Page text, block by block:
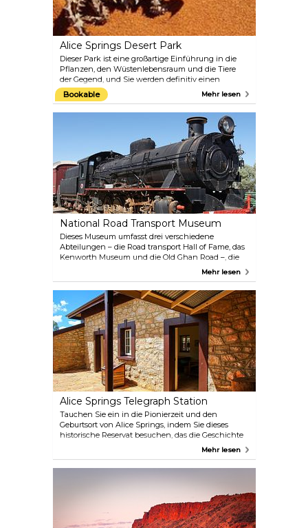
Alice Springs Desert Park
Dieser Park ist eine großartige Einführung in die
Pflanzen, den Wüstenlebensraum und die Tiere
der Gegend, und Sie werden definitiv einen
ganzen Tag brauchen, um alles zu erkunden.
Erfahren Sie außerdem mehr über die Kultur der
Aborigines und verpassen Sie nicht die kostenlosen
Vorträge der Mitarbeiter, die Greifvogelschau oder
die stündlichen Filmvorführungen. Auf der Website
des Parks finden Sie den Zeitplan für Führungen
und Fütterungen.
Bookable Mehr lesen
National Road Transport Museum
Dieses Museum umfasst drei verschiedene
Abteilungen – die Road transport Hall of Fame, das
Kenworth Museum und die Old Ghan Road –, die
alle einen nostalgischen Ausflug in die australische
Originalwaggons der historischen Ghan-Eisenbahn
ausgestellt sind, können Sie auch einen
traditionellen Morgen- oder Nachmittagstee in
einer Schmalspurlokomotive genießen.
Mehr lesen
Alice Springs Telegraph Station
Tauchen Sie ein in die Pionierzeit und den
Geburtsort von Alice Springs, indem Sie dieses
historische Reservat besuchen, das die Geschichte
der Verbindung Australiens mit dem Rest der Welt
informieren Sie über die Geschichte des Telegrafen
Mehr lesen